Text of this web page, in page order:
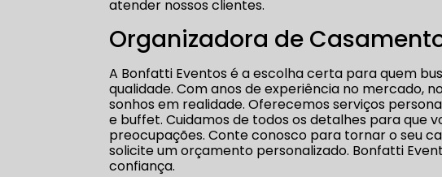
atender nossos clientes.
Organizadora de
A Bonfatti Eventos é a escolha certa para quem
qualidade. Com anos de experiência no mercado,
sonhos em realidade. Oferecemos serviços
e buffet. Cuidamos de todos os detalhes para que
preocupações. Conte conosco para tornar o seu
solicite um orçamento personalizado. Bonfatti
confiança.